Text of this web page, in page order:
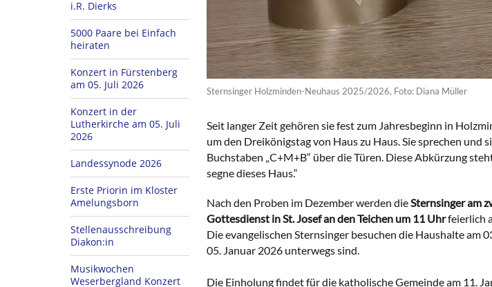
i.R. Dierks
5000 Paare bei Einfach
heiraten
Konzert in Fürstenberg
am 05. Juli 2026
Konzert in der
Lutherkirche am 05. Juli
2026
Landessynode 2026
Erste Priorin im Kloster
Amelungsborn
Stellenausschreibung
Diakon:in
Musikwochen
Weserbergland Konzert
Sternsinger Holzminden-Neuhaus 2025/2026, Foto: Diana Müller
Seit langer Zeit gehören sie fest zum Jahresbeginn in
um den Dreikönigstag von Haus zu Haus. Sie sprechen
Buchstaben „C+M+B“ über die Türen. Diese Abkürzung
segne dieses Haus.“
Nach den Proben im Dezember werden dieSternsinger am
Gottesdienst in St. Josef an den Teichen um 11 Uhrfeierlich
Die evangelischen Sternsinger besuchen die Haushalte am
05. Januar 2026 unterwegs sind.
Die Einholung findet für die katholische Gemeinde am 11.